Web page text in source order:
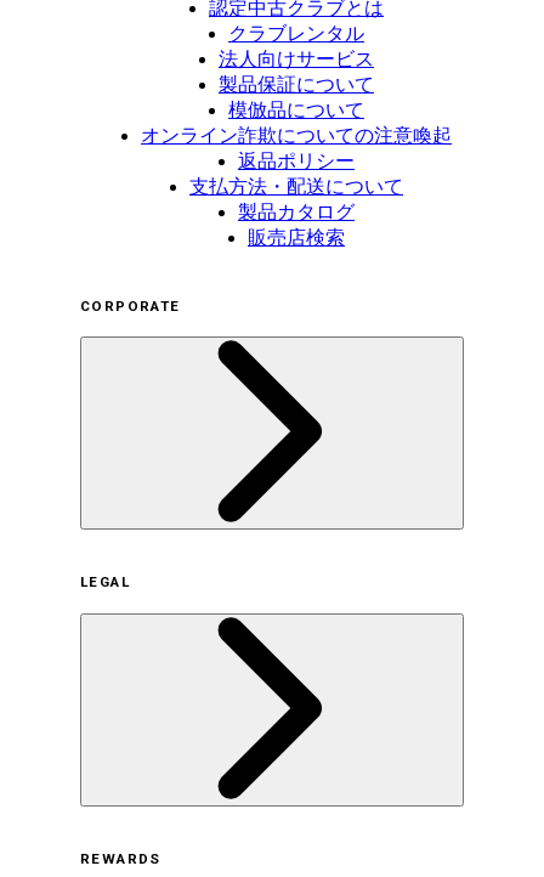
認定中古クラブとは
クラブレンタル
法人向けサービス
製品保証について
模倣品について
オンライン詐欺についての注意喚起
返品ポリシー
支払方法・配送について
製品カタログ
販売店検索
CORPORATE
サステナビリティの取り組み（日本）
サステナビリティの取り組み（米国/英語）
ヒストリー
採用情報
LEGAL
REWARDS